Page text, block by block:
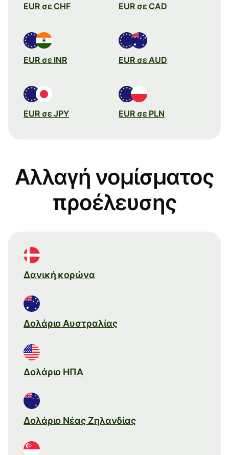
EUR σε CHF EUR σε CAD
EUR σε INR EUR σε AUD
EUR σε JPY EUR σε PLN
Αλλαγή νομίσματος
προέλευσης
Δανική κορώνα
Δολάριο Αυστραλίας
Δολάριο ΗΠΑ
Δολάριο Νέας Ζηλανδίας